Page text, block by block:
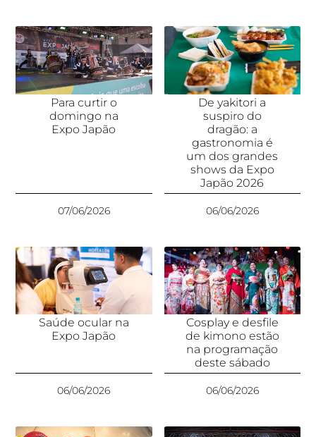
Para curtir o
domingo na
Expo Japão
07/06/2026
De yakitori a
suspiro do
dragão: a
gastronomia é
um dos grandes
shows da Expo
Japão 2026
06/06/2026
Saúde ocular na
Expo Japão
06/06/2026
Cosplay e desfile
de kimono estão
na programação
deste sábado
06/06/2026